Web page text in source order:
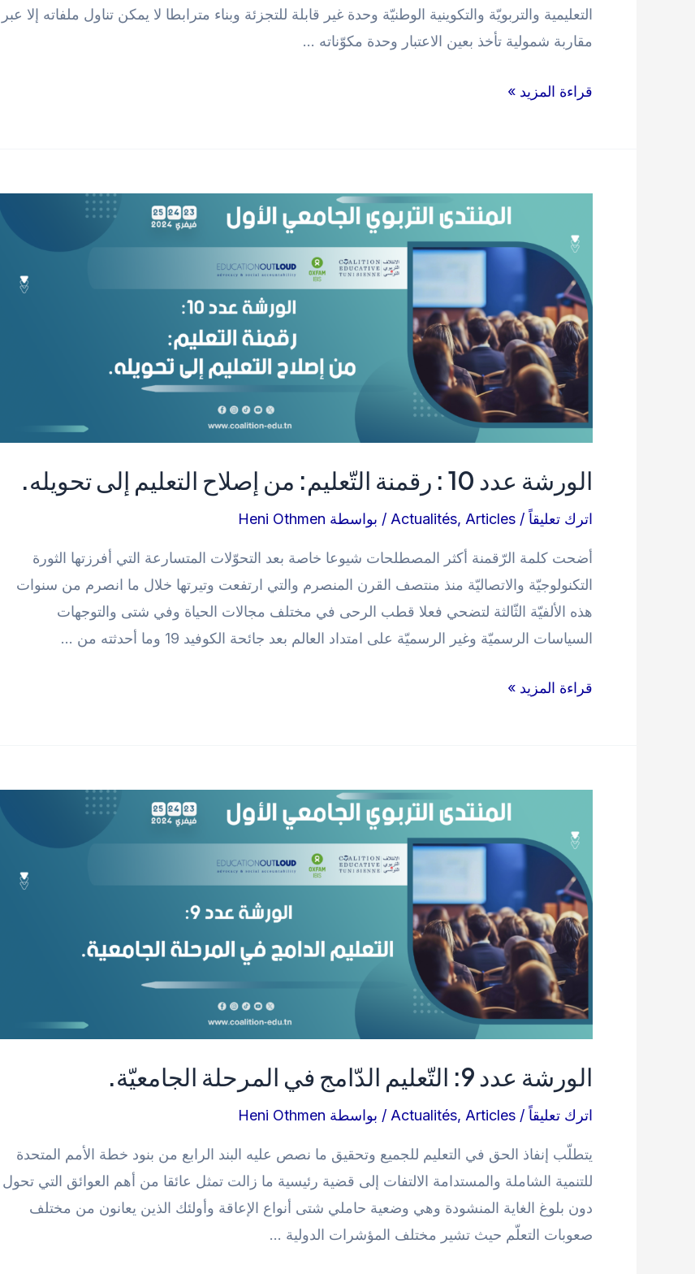
التعليمية والتربويّة والتكوينية الوطنيّة وحدة غير قابلة للتجزئة وبناء مترابطا لا يمكن تناول ملفاته إلا عبر
مقاربة شمولية تأخذ بعين الاعتبار وحدة مكوّناته …
التقرير
الجامعي
قراءة المزيد »
الورشة عدد 10 : رقمنة التّعليم: من إصلاح التعليم إلى تحويله.
اترك تعليقاً /
Actualités, Articles / بواسطة Heni Othmen
أضحت كلمة الرّقمنة أكثر المصطلحات شيوعا خاصة بعد التحوّلات المتسارعة التي أفرزتها الثورة
التكنولوجيّة والاتصاليّة منذ منتصف القرن المنصرم والتي ارتفعت وتيرتها خلال ما انصرم من سنوات
هذه الألفيّة الثّالثة لتضحي فعلا قطب الرحى في مختلف مجالات الحياة وفي شتى والتوجهات
السياسات الرسميّة وغير الرسميّة على امتداد العالم بعد جائحة الكوفيد 19 وما أحدثته من …
الورشة
رقمنة
من
إصلاح
التعليم
إلى
تحويله.
قراءة المزيد »
الورشة عدد 9: التّعليم الدّامج في المرحلة الجامعيّة.
اترك تعليقاً /
Actualités, Articles / بواسطة Heni Othmen
يتطلّب إنفاذ الحق في التعليم للجميع وتحقيق ما نصص عليه البند الرابع من بنود خطة الأمم المتحدة
للتنمية الشاملة والمستدامة الالتفات إلى قضية رئيسية ما زالت تمثل عائقا من أهم العوائق التي تحول
دون بلوغ الغاية المنشودة وهي وضعية حاملي شتى أنواع الإعاقة وأولئك الذين يعانون من مختلف
صعوبات التعلّم حيث تشير مختلف المؤشرات الدولية …